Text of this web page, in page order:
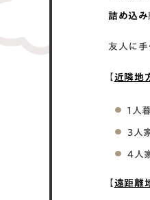
詰め込み
友人に手
【近隣地
1人
3人
4人
【遠距離